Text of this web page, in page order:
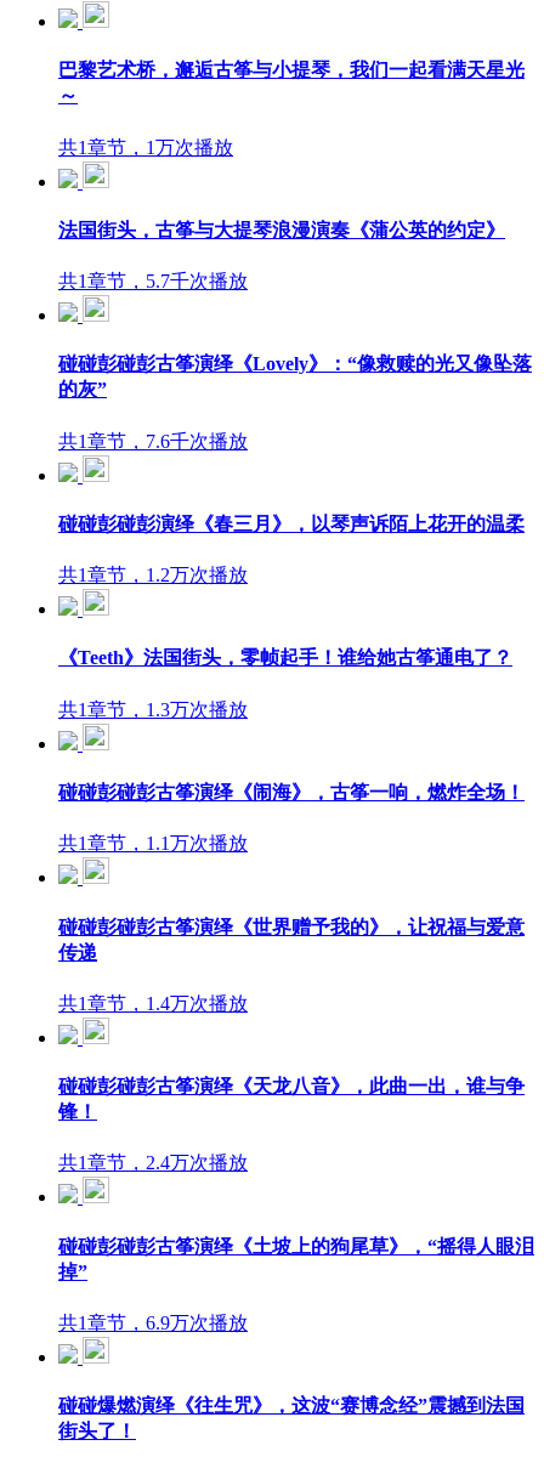
巴黎艺术桥，邂逅古筝与小提琴，我们一起看满天星光
～
共1章节，1万次播放
法国街头，古筝与大提琴浪漫演奏《蒲公英的约定》
共1章节，5.7千次播放
碰碰彭碰彭古筝演绎《Lovely》：“像救赎的光又像坠落
的灰”
共1章节，7.6千次播放
碰碰彭碰彭演绎《春三月》，以琴声诉陌上花开的温柔
共1章节，1.2万次播放
《Teeth》法国街头，零帧起手！谁给她古筝通电了？
共1章节，1.3万次播放
碰碰彭碰彭古筝演绎《闹海》，古筝一响，燃炸全场！
共1章节，1.1万次播放
碰碰彭碰彭古筝演绎《世界赠予我的》，让祝福与爱意
传递
共1章节，1.4万次播放
碰碰彭碰彭古筝演绎《天龙八音》，此曲一出，谁与争
锋！
共1章节，2.4万次播放
碰碰彭碰彭古筝演绎《土坡上的狗尾草》，“摇得人眼泪
掉”
共1章节，6.9万次播放
碰碰爆燃演绎《往生咒》，这波“赛博念经”震撼到法国
街头了！